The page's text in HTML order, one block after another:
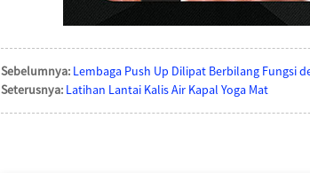
Sebelumnya: Lembaga Push Up Dilipat Berbilang Fungsi
Seterusnya: Latihan Lantai Kalis Air Kapal Yoga Mat